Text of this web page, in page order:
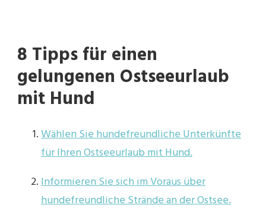
8 Tipps für einen
gelungenen Ostseeurlaub
mit Hund
Wählen Sie hundefreundliche Unterkünfte
für Ihren Ostseeurlaub mit Hund.
Informieren Sie sich im Voraus über
hundefreundliche Strände an der Ostsee.